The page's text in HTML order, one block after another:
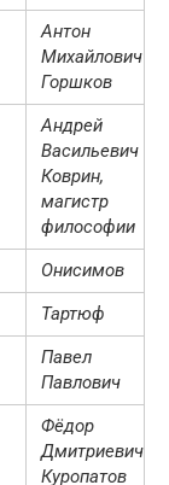
Антон
Михайлович
Горшков
Андрей
Васильевич
Коврин,
магистр
философии
Онисимов
Тартюф
Павел
Павлович
Фёдор
Дмитриевич
Куропатов